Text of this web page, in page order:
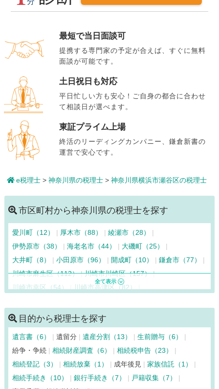
最短で当日面談可
提携する専門家の予定が合えば、すぐに無料
面談が可能です。
土日祝日も対応
平日忙しい方も安心！ご自身の都合に合わせ
て相談日が選べます。
東証プライム上場
終活のリーディングカンパニー、鎌倉新書の
運営で安心です。
e税理士> 神奈川県の税理士> 神奈川県横浜市瀬谷区の税理士
市区町村から神奈川県の税理士を探す
愛川町（12） 厚木市（88）
綾瀬市（28）
伊勢原市（38）
海老名市（44）
大磯町（25）
大井町（8）
小田原市（96） 開成町（10）
鎌倉市（77）
川崎市麻生区（112） 川崎市川崎区（157）
川崎市幸区（54）
川崎市高津区（82）
川崎市宮前区（60）
清川村（6）
相模原市緑区（43） 相模原市南区（83） 寒川町（12）
座間市（43）
逗子市（33） 茅ヶ崎市（68）
中井町（7）
二宮町（12） 箱根町（7） 秦野市（36）
葉山町（24）
平塚市（103） 藤沢市（148） 松田町（9） 真鶴町（6）
三浦市（33）
南足柄市（17） 山北町（6）
大和市（82）
目的から税理士を探す
遺言書（6） 遺留分 遺産分割（13）
生前贈与（6）
紛争・争続
相続財産調査（6）
相続税申告（23）
相続登記（3）
相続放棄（1） 成年後見
家族信託（1）
相続手続き（10）
銀行手続き（7）
戸籍収集（7）